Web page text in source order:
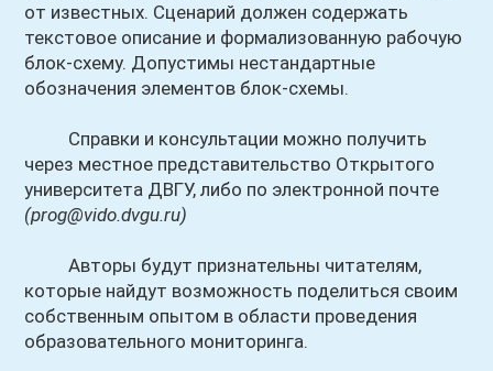
от известных. Сценарий должен содержать
текстовое описание и формализованную рабочую
блок-схему. Допустимы нестандартные
обозначения элементов блок-схемы.
Справки и консультации можно получить
через местное представительство Открытого
университета ДВГУ, либо по электронной почте
(prog@vido.dvgu.ru)
Авторы будут признательны читателям,
которые найдут возможность поделиться своим
собственным опытом в области проведения
образовательного мониторинга.